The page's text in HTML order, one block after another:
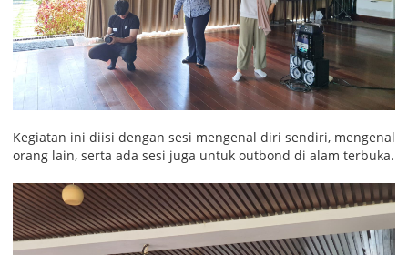
Kegiatan ini diisi dengan sesi mengenal diri sendiri, mengenal
orang lain, serta ada sesi juga untuk outbond di alam terbuka.